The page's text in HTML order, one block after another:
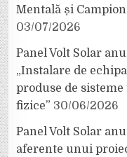
Mentală și
03/07/2026
Panel Volt Solar
„Instalare de
produse de
fizice” 30/06/2026
Panel Volt Solar
aferente unui